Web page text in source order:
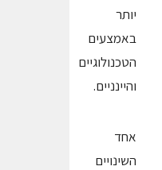
יותר
באמצעים
הטכנולוגיים
והיינניים.
אחד
השינויים